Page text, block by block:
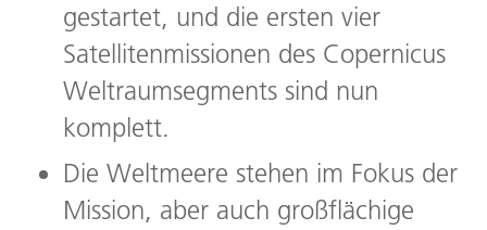
gestartet, und die ersten vier
Satellitenmissionen des Copernicus
Weltraumsegments sind nun
komplett.
Die Weltmeere stehen im Fokus der
Mission, aber auch großflächige